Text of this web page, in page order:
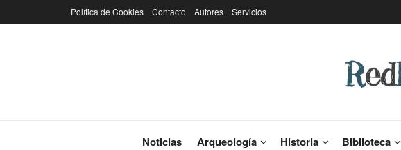
Política de Cookies Contacto Autores Servicios
Noticias Arqueología Historia Biblioteca